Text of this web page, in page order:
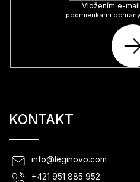
Vložením e-
podmienkami
SA
KONTAKT
info@ leginovo.com
+421 951 885 952